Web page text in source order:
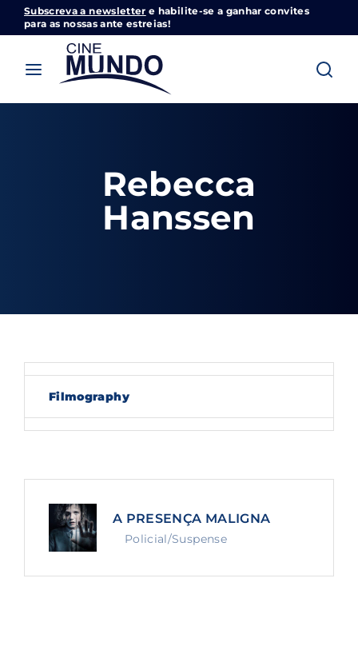
Subscreva a newsletter e habilite-se a ganhar convites
para as nossas ante estreias!
Rebecca
Hanssen
Filmography
A PRESENÇA MALIGNA
Policial/Suspense
Cinemundo – Onde O Cinema Acontece
Login
By signing in, you agree toour terms and
conditionsand ourprivacy policy.